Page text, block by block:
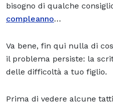
bisogno di qualche
compleanno…
Va bene, fin qui nulla di
il problema persiste: la
delle difficoltà a tuo figlio.
Prima di vedere alcune